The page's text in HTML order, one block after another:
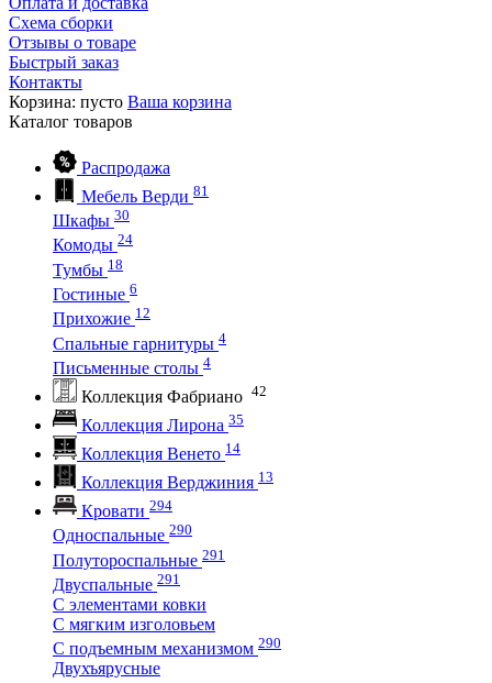
Схема сборки
Отзывы о товаре
Быстрый заказ
Контакты
Корзина: пусто Ваша корзина
Каталог товаров
Распродажа
Мебель Верди 81
Шкафы 30
Комоды 24
Тумбы 18
Гостиные 6
Прихожие 12
Спальные гарнитуры 4
Письменные столы 4
Коллекция Фабриано 42
Коллекция Лирона 35
Коллекция Венето 14
Коллекция Верджиния 13
Кровати 294
Односпальные 290
Полутороспальные 291
Двуспальные 291
С элементами ковки
С мягким изголовьем
С подъемным механизмом 290
Двухъярусные